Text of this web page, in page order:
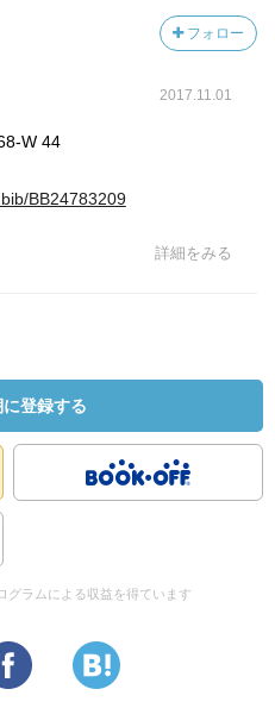
フォロー
2017.11.01
W 44
BB24783209
詳細をみる
登録する
グラムによる収益を得ています